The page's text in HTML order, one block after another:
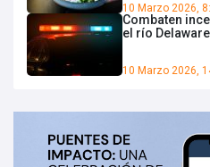
10 Marzo 2026,
Combaten
el río Delaware
10 Marzo 2026,